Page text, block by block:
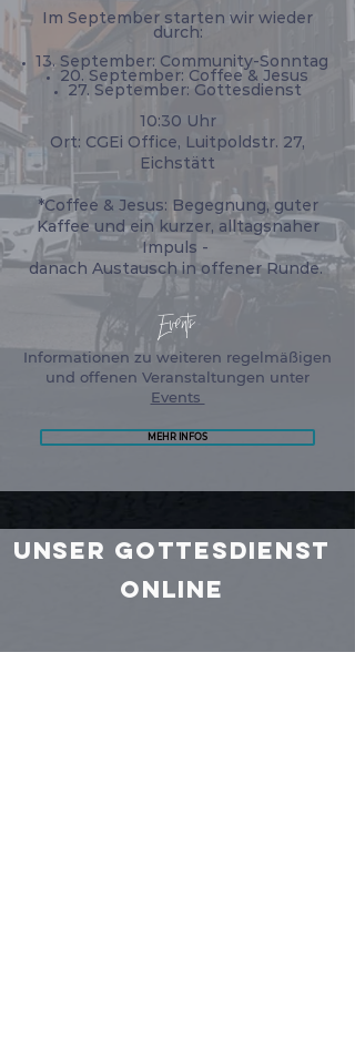
Im September starten wir wieder
durch:
13. September: Community-Sonntag
20. September: Coffee & Jesus
27. September: Gottesdienst
10:30 Uhr
Ort: CGEi Office, Luitpoldstr. 27,
Eichstätt
*Coffee & Jesus: Begegnung, guter
Kaffee und ein kurzer, alltagsnaher
Impuls -
danach Austausch in offener Runde.
Events
Informationen zu weiteren regelmäßigen
und offenen Veranstaltungen unter
Events
MEHR INFOS
unser gottesdienst
online